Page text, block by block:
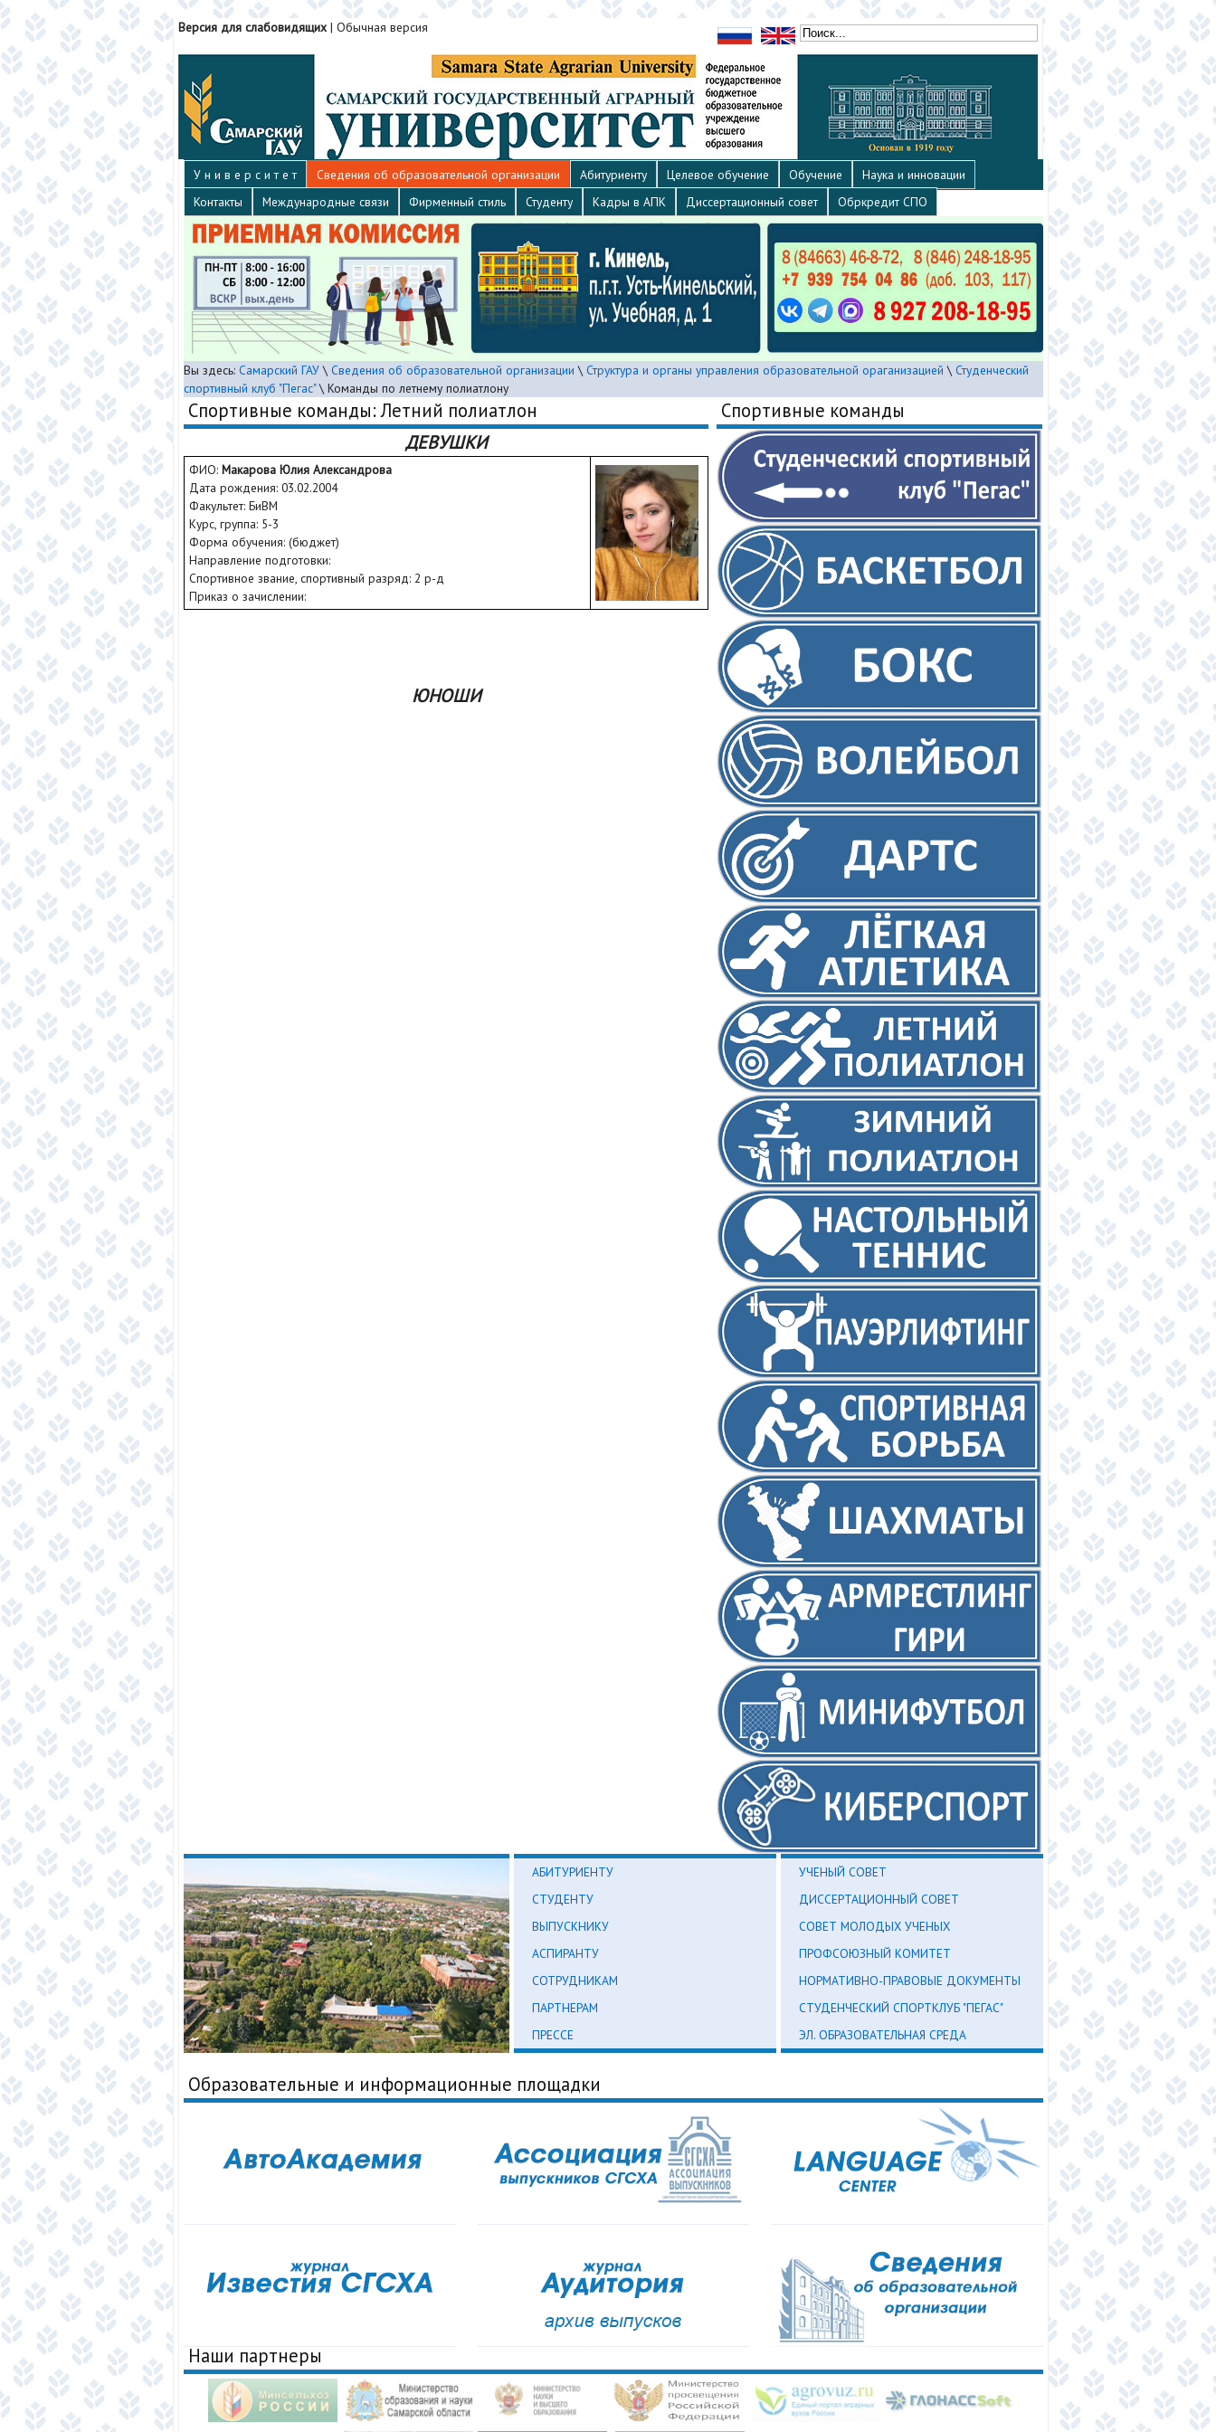
Версия для слабовидящих| Обычная версия
У н и в е р с и т е т Сведения об образовательной организации Абитуриенту Целевое обучение Обучение
Наука и инновации
Контакты
Международные связи Фирменный стиль Студенту Кадры в АПК Диссертационный совет Обркредит СПО
Вы здесь: Самарский ГАУ\ Сведения об образовательной организации \ Структура и органы управления образовательной ораганизацией \ Студенческий
спортивный клуб "Пегас"\ Команды по летнему полиатлону
Спортивные команды: Летний полиатлон
ДЕВУШКИ
ФИО: Макарова Юлия Александрова
Дата рождения: 03.02.2004
Факультет: БиВМ
Курс, группа: 5-3
Форма обучения: (бюджет)
Направление подготовки:
Спортивное звание, спортивный разряд: 2 р-д
Приказ о зачислении:
ЮНОШИ
Спортивные команды
АБИТУРИЕНТУ
СТУДЕНТУ
ВЫПУСКНИКУ
АСПИРАНТУ
СОТРУДНИКАМ
ПАРТНЕРАМ
ПРЕССЕ
УЧЕНЫЙ СОВЕТ
ДИССЕРТАЦИОННЫЙ СОВЕТ
СОВЕТ МОЛОДЫХ УЧЕНЫХ
ПРОФСОЮЗНЫЙ КОМИТЕТ
НОРМАТИВНО-ПРАВОВЫЕ ДОКУМЕНТЫ
СТУДЕНЧЕСКИЙ СПОРТКЛУБ "ПЕГАС"
ЭЛ. ОБРАЗОВАТЕЛЬНАЯ СРЕДА
Образовательные и информационные площадки
Наши партнеры